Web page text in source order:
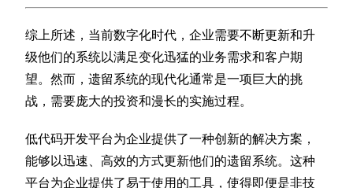
综上所述，当前数字化时代，企业需要不断更新和升
级他们的系统以满足变化迅猛的业务需求和客户期
望。然而，遗留系统的现代化通常是一项巨大的挑
战，需要庞大的投资和漫长的实施过程。
低代码开发平台为企业提供了一种创新的解决方案，
能够以迅速、高效的方式更新他们的遗留系统。这种
平台为企业提供了易于使用的工具，使得即便是非技